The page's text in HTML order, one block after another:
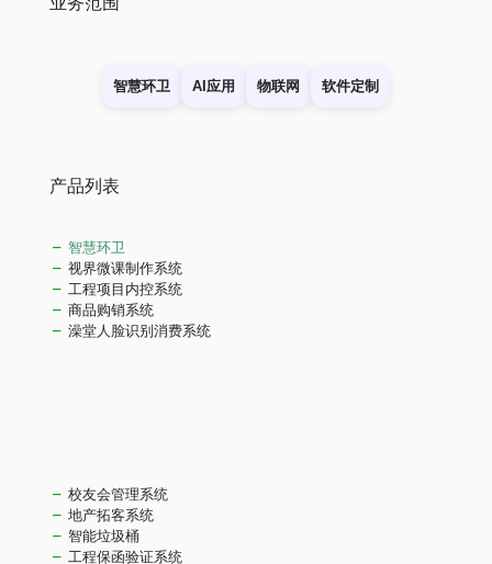
智慧环卫 AI应用 物联网 软件定制
产品列表
智慧环卫
视界微课制作系统
工程项目内控系统
商品购销系统
澡堂人脸识别消费系统
校友会管理系统
地产拓客系统
智能垃圾桶
工程保函验证系统